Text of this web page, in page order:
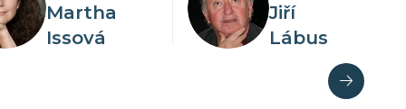
Martha
Issová
Jiří
Lábus